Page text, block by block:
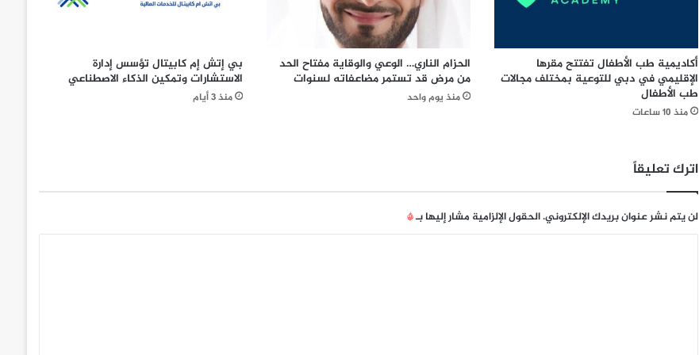
ل
ة
ت
و
ع
ة
ن
ا
ل
ي
ع
ل
ن
ع
س
أكاديمية طب الأطفال تفتتح مقرها
الإقليمي في دبي للتوعية بمختلف مجالات
طب الأطفال
منذ 10 ساعات
الحزام الناري… الوعي والوقاية مفتاح الحد
من مرض قد تستمر مضاعفاته لسنوات
منذ يوم واحد
بي إتش إم كابيتال تؤسس إدارة
الاستشارات وتمكين الذكاء الاصطناعي
منذ 3 أيام
اترك تعليقاً
لن يتم نشر عنوان بريدك الإلكتروني.الحقول الإلزامية مشار إليها بـ*